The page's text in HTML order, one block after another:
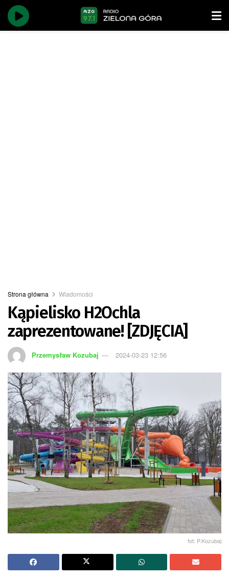
Strona główna Wiadomości
Kąpielisko H2Ochla
zaprezentowane! [ZDJĘCIA]
Przemysław Kozubaj 2024-03-23 12:56
fot: P.Kozubaj